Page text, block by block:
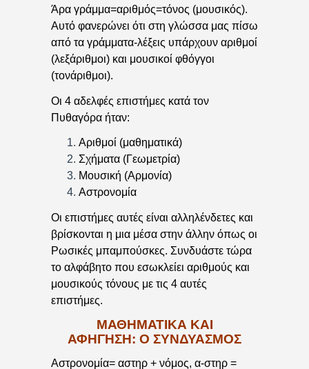
Άρα γράμμα=αριθμός=τόνος (μουσικός).
Αυτό φανερώνει ότι στη γλώσσα μας πίσω
από τα γράμματα-λέξεις υπάρχουν αριθμοί
(λεξάριθμοι) και μουσικοί φθόγγοι
(τονάριθμοι).
Οι 4 αδελφές επιστήμες κατά τον
Πυθαγόρα ήταν:
Αριθμοί (μαθηματικά)
Σχήματα (Γεωμετρία)
Μουσική (Αρμονία)
Αστρονομία
Οι επιστήμες αυτές είναι αλληλένδετες και
βρίσκονται η μια μέσα στην άλλην όπως οι
Ρωσικές μπαμπούσκες. Συνδυάστε τώρα
το αλφάβητο που εσωκλείει αριθμούς και
μουσικούς τόνους με τις 4 αυτές
επιστήμες.
ΜΑΘΗΜΑΤΙΚΆ ΚΑΙ
ΑΦΉΓΗΣΗ: Ο ΣΥΝΔΥΑΣΜΌΣ
Αστρονομία= αστηρ + νόμος, α-στηρ =